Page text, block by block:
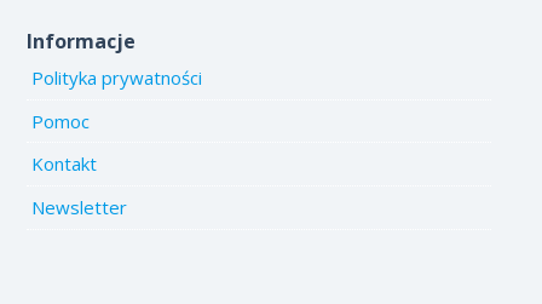
Informacje
Polityka prywatności
Pomoc
Kontakt
Newsletter